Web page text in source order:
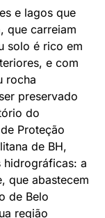
e lagos que
que carreiam
solo é rico em
e com
rocha
preservado
do
Proteção
de BH,
hidrográficas: a
que abastecem
de Belo
região